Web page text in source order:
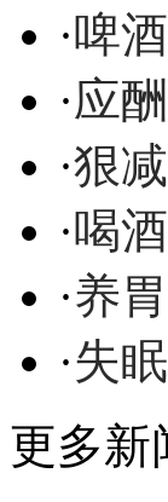
·啤
·应
·狠
·喝
·养
·失
更多新